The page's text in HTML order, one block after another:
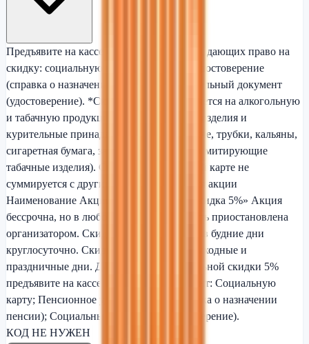
Предъявите на кассе один из документов, дающих право на
скидку: социальную карту, пенсионное удостоверение
(справка о назначении пенсии) или социальный документ
(удостоверение). *Скидка не предоставляется на алкогольную
и табачную продукцию (табак, табачные изделия и
курительные принадлежности, в том числе, трубки, кальяны,
сигаретная бумага, зажигалки и товары, имитирующие
табачные изделия). Скидка по социальной карте не
суммируется с другими акциями. Условия акции
Наименование Акции — «Социальная скидка 5%» Акция
бессрочна, но в любой момент может быть приостановлена
организатором. Скидка действует только в будние дни
круглосуточно. Скидка не действует в выходные и
праздничные дни. Для получения социальной скидки 5%
предъявите на кассе социальный документ: Социальную
карту; Пенсионное удостоверение (справка о назначении
пенсии); Социальный документ (удостоверение).
КОД НЕ НУЖЕН